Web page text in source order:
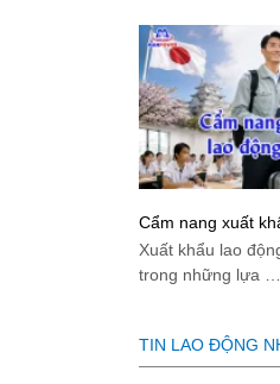
Cẩm nang xuất
Bản từ A-Z
Xuất khẩu lao
trong những lựa …
TIN LAO ĐỘNG